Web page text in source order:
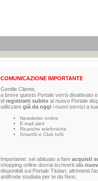
COMUNICAZIONE IMPORTANTE
Gentile Cliente,
a breve questo Portale verrà disattivato
diregistrarti subitoal nuovo Portale
utilizzare già da oggii nuovi servizi a
Newsletter online
E-mail alert
Ricariche telefoniche
SmartSi e Club IoSi
Importante: sei abituato a fare acquisti
shopping online dovrai iscriverti alla
disponibili sul Portale Titolari, altrimenti
antifrode studiata per te da Nexi.